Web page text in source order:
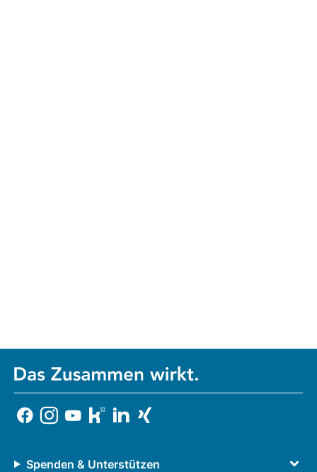
Spenden & Unterstützen